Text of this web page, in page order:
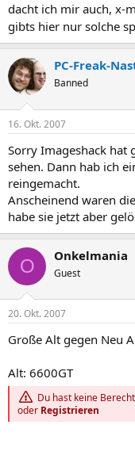
dacht ich mir auch, x-
gibts hier nur solche
PC-Freak-
Banned
16. Okt. 2007
Sorry Imageshack hat
sehen. Dann hab ich
reingemacht.
Anscheinend waren
habe sie jetzt aber
O Onkelmania
Guest
20. Okt. 2007
Große Alt gegen Neu
Alt: 6600GT
Du hast keine
oder Registrieren